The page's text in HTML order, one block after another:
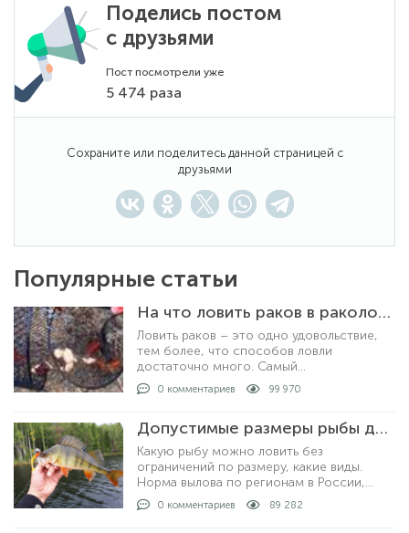
Поделись постом
с друзьями
Пост посмотрели уже
5 474 раза
Сохраните или поделитесь данной страницей с
друзьями
Популярные статьи
На что ловить раков в раколовке
Ловить раков – это одно удовольствие,
тем более, что способов ловли
достаточно много. Самый
распространенный и уловистый способ –
это ловля раколовками. Хотя, ловить
0 комментариев 99 970
Допустимые размеры рыбы для вылова по регионам
Какую рыбу можно ловить без
ограничений по размеру, какие виды.
Норма вылова по регионам в России,
допустимые размеры рыбы для
любительской рыбалки. За что могут
0 комментариев 89 282